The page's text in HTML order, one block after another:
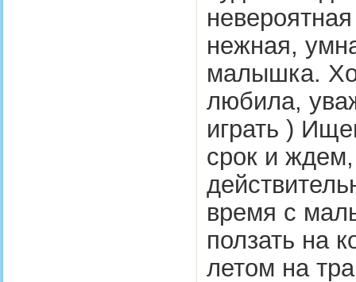
нежная,
малышка.
любила,
играть )
срок и
время с
ползать на
летом на